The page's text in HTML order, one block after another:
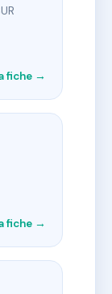
fiche →
fiche →